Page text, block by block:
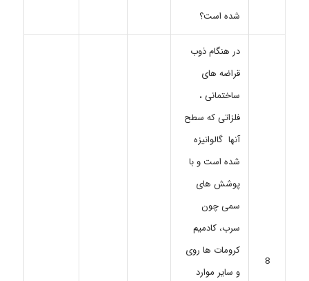
شده است؟
8
در هنگام ذوب
قراضه های
ساختمانی ،
فلزاتی که سطح
آنها گالوانیزه
شده است و با
پوشش های
سمی چون
سرب، کادمیم
کرومات ها روی
و سایر موارد